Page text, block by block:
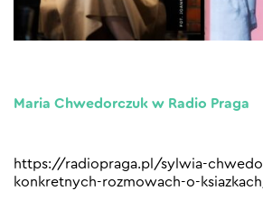
Maria Chwedorczuk w Radio Praga
https://radiopraga.pl/sylwia-
konkretnych-rozmowach-o-